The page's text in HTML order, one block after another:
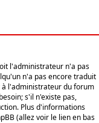
l'administrateur n'a pas
n'a pas encore traduit
à l'administrateur du forum
s'il n'existe pas,
Plus d'informations
(allez voir le lien en bas